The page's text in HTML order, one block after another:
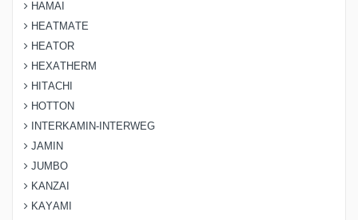
HAMAI
HEATMATE
HEATOR
HEXATHERM
HITACHI
HOTTON
INTERKAMIN-INTERWEG
JAMIN
JUMBO
KANZAI
KAYAMI